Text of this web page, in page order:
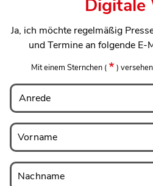
Digitale
Ja, ich möchte regelmäßig
und Termine an folgende E-
Mit einem Sternchen ( )
Anrede
Vorname
Vorname
Nachname
Nachname